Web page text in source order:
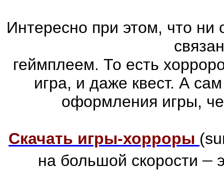
Интересно при этом, что ни
геймплеем. То есть
игра, и даже квест. А
оформления игры,
Скачать игры-хорроры
на большой скорости–